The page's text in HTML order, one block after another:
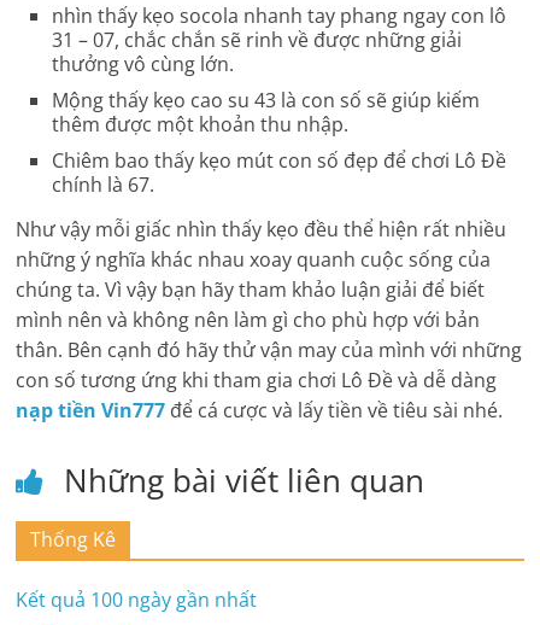
nhìn thấy kẹo socola nhanh tay phang ngay con lô
31 – 07, chắc chắn sẽ rinh về được những giải
thưởng vô cùng lớn.
Mộng thấy kẹo cao su 43 là con số sẽ giúp kiếm
thêm được một khoản thu nhập.
Chiêm bao thấy kẹo mút con số đẹp để chơi Lô Đề
chính là 67.
Như vậy mỗi giấc nhìn thấy kẹo đều thể hiện rất nhiều
những ý nghĩa khác nhau xoay quanh cuộc sống của
chúng ta. Vì vậy bạn hãy tham khảo luận giải để biết
mình nên và không nên làm gì cho phù hợp với bản
thân. Bên cạnh đó hãy thử vận may của mình với những
con số tương ứng khi tham gia chơi Lô Đề và dễ dàng
nạp tiền Vin777 để cá cược và lấy tiền về tiêu sài nhé.
Những bài viết liên quan
Thống Kê
Kết quả 100 ngày gần nhất